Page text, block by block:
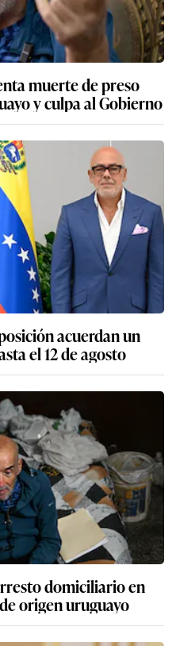
muerte de preso
y culpa al Gobierno
acuerdan un
el 12 de agosto
domiciliario en
origen uruguayo